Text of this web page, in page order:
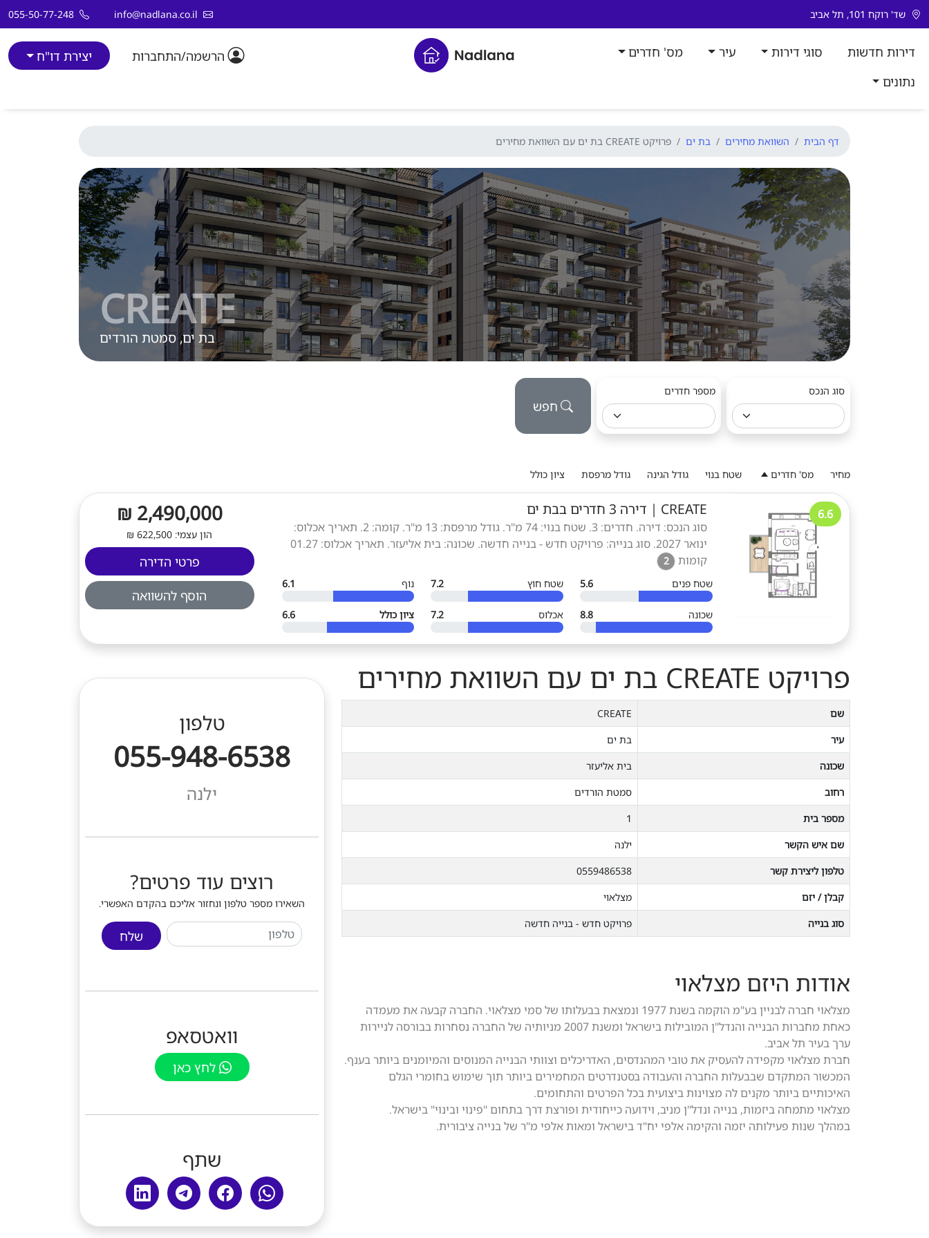
דלג לתוכן
שד' רוקח 101, תל אביב info@nadlana.co.il
055-50-77-248
דירות חדשות סוגי דירות עיר
מס' חדרים
נתונים
הרשמה/התחברות יצירת דו"ח
דף הבית השוואת מחירים בת ים פרויקט CREATE בת ים עם השוואת מחירים
CREATE
בת ים, סמטת הורדים
סוג הנכס מספר חדרים
חפש
מחיר מס' חדרים שטח בנוי גודל הגינה גודל מרפסת ציון כולל
6.6
CREATE
| דירה 3 חדרים בבת ים
סוג הנכס: דירה. חדרים: 3. שטח בנוי: 74 מ"ר. גודל מרפסת: 13 מ"ר. קומה: 2. תאריך אכלוס:
ינואר 2027. סוג בנייה: פרויקט חדש - בנייה חדשה. שכונה: בית אליעזר. תאריך אכלוס: 01.27
קומות
2
שטח פנים
5.6 שטח חוץ 7.2 נוף 6.1
שכונה 8.8 אכלוס 7.2 ציון כולל 6.6
2,490,000 ₪
הון עצמי: 622,500 ₪
פרטי הדירה
הוסף להשוואה
פרויקט CREATE בת ים עם השוואת מחירים
שם
CREATE
עיר
בת ים
שכונה
בית אליעזר
רחוב
סמטת הורדים
מספר בית
1
שם איש הקשר
ילנה
טלפון ליצירת קשר
0559486538
קבלן / יזם
מצלאוי
סוג בנייה
פרויקט חדש - בנייה חדשה
אודות היזם מצלאוי
מצלאוי חברה לבניין בע"מ הוקמה בשנת 1977 ונמצאת בבעלותו של סמי מצלאוי. החברה קבעה את מעמדה
כאחת מחברות הבנייה והנדל"ן המובילות בישראל ומשנת 2007 מניותיה של החברה נסחרות בבורסה לניירות
ערך בעיר תל אביב.
חברת מצלאוי מקפידה להעסיק את טובי המהנדסים, האדריכלים וצוותי הבנייה המנוסים והמיומנים ביותר בענף.
המכשור המתקדם שבבעלות החברה והעבודה בסטנדרטים המחמירים ביותר תוך שימוש בחומרי הגלם
האיכותיים ביותר מקנים לה מצוינות ביצועית בכל הפרטים והתחומים.
מצלאוי מתמחה ביזמות, בנייה ונדל"ן מניב, וידועה כייחודית ופורצת דרך בתחום "פינוי ובינוי" בישראל.
במהלך שנות פעילותה יזמה והקימה אלפי יח"ד בישראל ומאות אלפי מ"ר של בנייה ציבורית.
טלפון
055-948-6538
ילנה
רוצים עוד פרטים?
השאירו מספר טלפון ונחזור אליכם בהקדם האפשרי.
שלח
וואטסאפ
לחץ כאן
שתף